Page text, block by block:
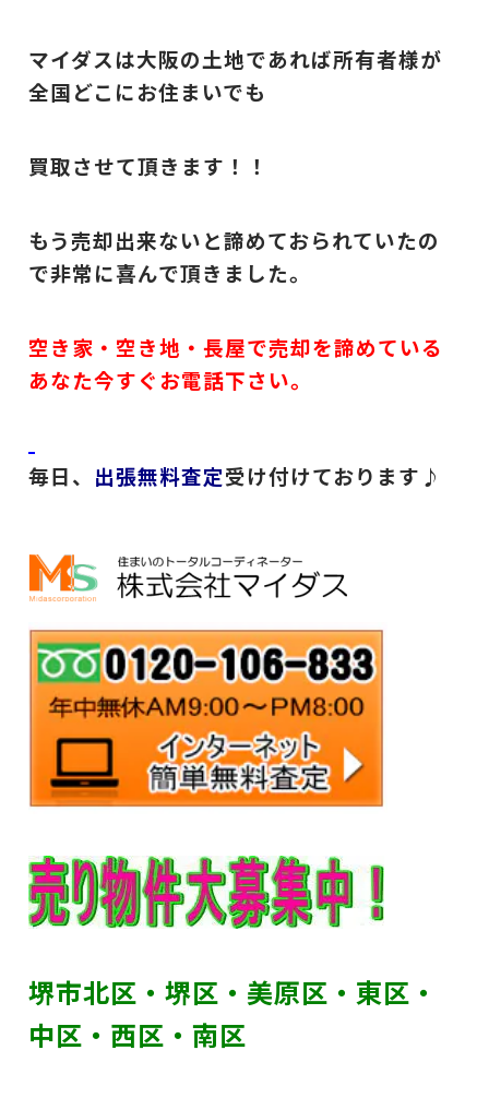
マイダスは大阪の土地であれば所有者様が
全国どこにお住まいでも
買取させて頂きます！！
もう売却出来ないと諦めておられていたの
で非常に喜んで頂きました。
空き家・空き地・長屋で売却を諦めている
あなた今すぐお電話下さい。
毎日、 出張無料査定受け付けております♪
堺市北区・堺区・美原区・東区・
中区・西区・南区